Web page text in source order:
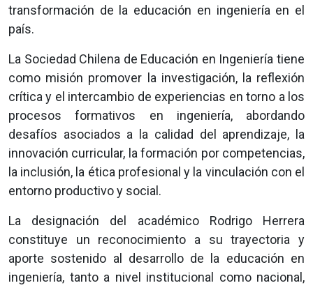
transformación de la educación en ingeniería en el
país.
La Sociedad Chilena de Educación en Ingeniería tiene
como misión promover la investigación, la reflexión
crítica y el intercambio de experiencias en torno a los
procesos formativos en ingeniería, abordando
desafíos asociados a la calidad del aprendizaje, la
innovación curricular, la formación por competencias,
la inclusión, la ética profesional y la vinculación con el
entorno productivo y social.
La designación del académico Rodrigo Herrera
constituye un reconocimiento a su trayectoria y
aporte sostenido al desarrollo de la educación en
ingeniería, tanto a nivel institucional como nacional,